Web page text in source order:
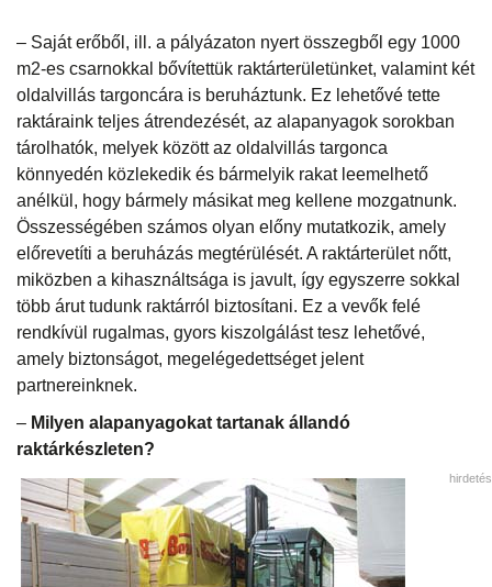
– Saját erőből, ill. a pályázaton nyert összegből egy 1000
m2-es csarnokkal bővítettük raktárterületünket, valamint két
oldalvillás targoncára is beruháztunk. Ez lehetővé tette
raktáraink teljes átrendezését, az alapanyagok sorokban
tárolhatók, melyek között az oldalvillás targonca
könnyedén közlekedik és bármelyik rakat leemelhető
anélkül, hogy bármely másikat meg kellene mozgatnunk.
Összességében számos olyan előny mutatkozik, amely
előrevetíti a beruházás megtérülését. A raktárterület nőtt,
miközben a kihasználtsága is javult, így egyszerre sokkal
több árut tudunk raktárról biztosítani. Ez a vevők felé
rendkívül rugalmas, gyors kiszolgálást tesz lehetővé,
amely biztonságot, megelégedettséget jelent
partnereinknek.
– Milyen alapanyagokat tartanak állandó
raktárkészleten?
hirdetés